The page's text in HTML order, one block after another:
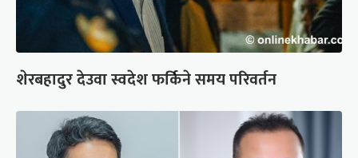
शेरबहादुर देउवा स्वदेश फर्किने समय परिवर्तन